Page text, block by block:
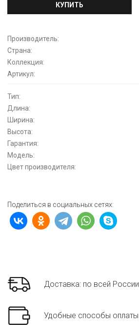
КУПИТЬ
Производитель:
Страна:
Коллекция:
Артикул:
Тип:
Длина:
Ширина:
Высота:
Гарантия:
Модель:
Цвет производителя:
Поделиться в социальных сетях:
Доставка: по всей России
Удобные способы оплаты